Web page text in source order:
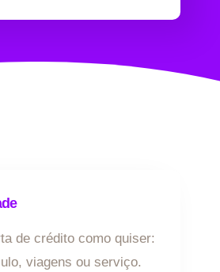
de crédito como quiser:
viagens ou serviço.